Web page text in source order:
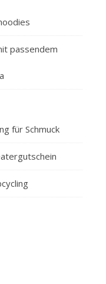
passendem
für Schmuck